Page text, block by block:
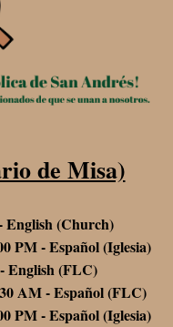
de Misa)
(Church)
(Iglesia)
(FLC)
(FLC)
(Iglesia)